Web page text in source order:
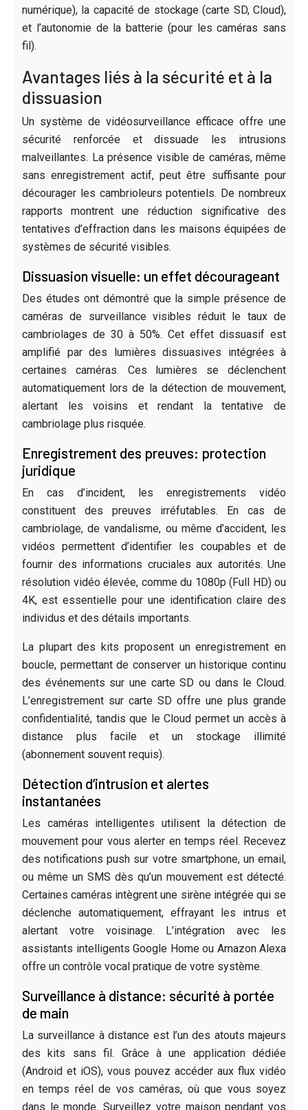
numérique), la capacité de stockage (carte SD, Cloud),
et l’autonomie de la batterie (pour les caméras sans
fil).
Avantages liés à la sécurité et à la
dissuasion
Un système de vidéosurveillance efficace offre une
sécurité renforcée et dissuade les intrusions
malveillantes. La présence visible de caméras, même
sans enregistrement actif, peut être suffisante pour
décourager les cambrioleurs potentiels. De nombreux
rapports montrent une réduction significative des
tentatives d’effraction dans les maisons équipées de
systèmes de sécurité visibles.
Dissuasion visuelle: un effet décourageant
Des études ont démontré que la simple présence de
caméras de surveillance visibles réduit le taux de
cambriolages de 30 à 50%. Cet effet dissuasif est
amplifié par des lumières dissuasives intégrées à
certaines caméras. Ces lumières se déclenchent
automatiquement lors de la détection de mouvement,
alertant les voisins et rendant la tentative de
cambriolage plus risquée.
Enregistrement des preuves: protection
juridique
En cas d’incident, les enregistrements vidéo
constituent des preuves irréfutables. En cas de
cambriolage, de vandalisme, ou même d’accident, les
vidéos permettent d’identifier les coupables et de
fournir des informations cruciales aux autorités. Une
résolution vidéo élevée, comme du 1080p (Full HD) ou
4K, est essentielle pour une identification claire des
individus et des détails importants.
La plupart des kits proposent un enregistrement en
boucle, permettant de conserver un historique continu
des événements sur une carte SD ou dans le Cloud.
L’enregistrement sur carte SD offre une plus grande
confidentialité, tandis que le Cloud permet un accès à
distance plus facile et un stockage illimité
(abonnement souvent requis).
Détection d’intrusion et alertes
instantanées
Les caméras intelligentes utilisent la détection de
mouvement pour vous alerter en temps réel. Recevez
des notifications push sur votre smartphone, un email,
ou même un SMS dès qu’un mouvement est détecté.
Certaines caméras intègrent une sirène intégrée qui se
déclenche automatiquement, effrayant les intrus et
alertant votre voisinage. L’intégration avec les
assistants intelligents Google Home ou Amazon Alexa
offre un contrôle vocal pratique de votre système.
Surveillance à distance: sécurité à portée
de main
La surveillance à distance est l’un des atouts majeurs
des kits sans fil. Grâce à une application dédiée
(Android et iOS), vous pouvez accéder aux flux vidéo
en temps réel de vos caméras, où que vous soyez
dans le monde. Surveillez votre maison pendant vos